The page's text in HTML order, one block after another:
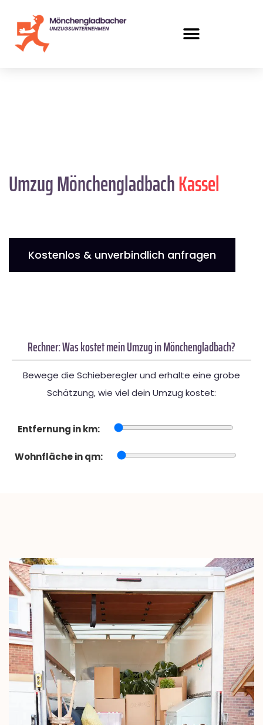
Umzug MönchengladbachKassel
Kostenlos & unverbindlich anfragen
Rechner: Was kostet mein Umzug in Mönchengladbach?
Bewege die Schieberegler und erhalte eine grobe
Schätzung, wie viel dein Umzug kostet:
Entfernung in km:
Wohnfläche in qm: